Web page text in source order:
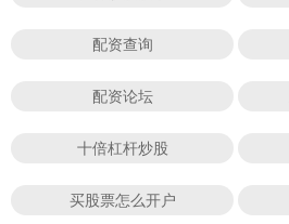
配资查询
配资论坛
十倍杠杆炒股
买股票怎么开户